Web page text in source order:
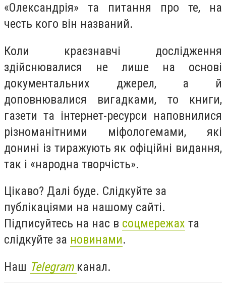
«Олександрія» та питання про те, на
честь кого він названий.
Коли краєзнавчі дослідження
здійснювалися не лише на основі
документальних джерел, а й
доповнювалися вигадками, то книги,
газети та інтернет-ресурси наповнилися
різноманітними міфологемами, які
донині із тиражують як офіційні видання,
так і «народна творчість».
Цікаво? Далі буде. Слідкуйте за
публікаціями на нашому сайті.
Підписуйтесь на нас в соцмережах та
слідкуйте за новинами.
Наш Telegram канал.